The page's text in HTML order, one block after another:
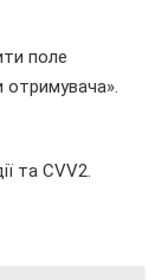
поле
отримувача».
та CVV2.